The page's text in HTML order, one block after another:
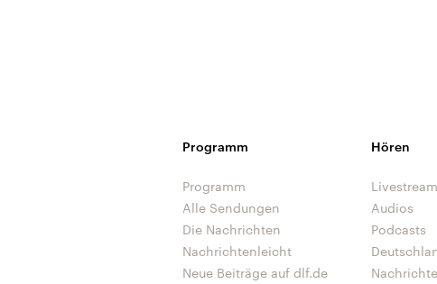
Programm
Programm
Alle Sendungen
Die Nachrichten
Nachrichtenleicht
Neue Beiträge auf dlf.de
Hören
Livestream
Audios
Podcasts